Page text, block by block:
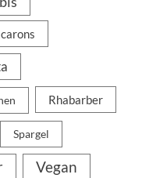
Rhabarber
Spargel
Vegan